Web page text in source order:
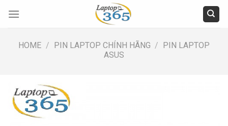
HOME / PIN LAPTOP CHÍNH HÃNG / PIN LAPTOP
ASUS